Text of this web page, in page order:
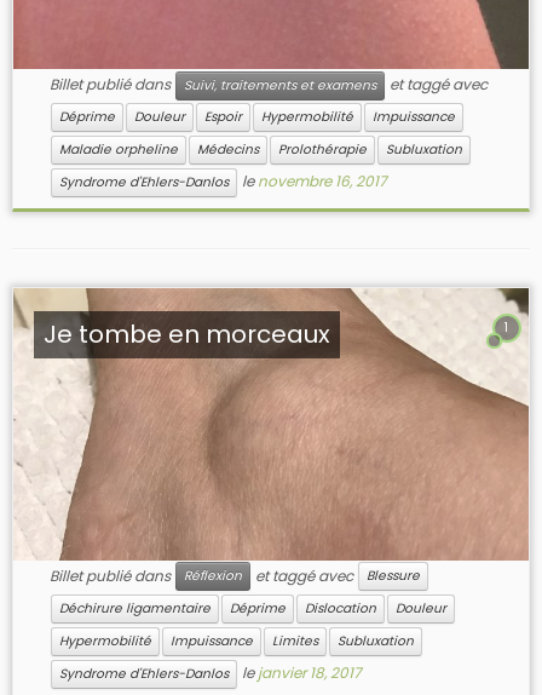
Billet publié dans Suivi, traitements et examens et taggé avec
Déprime Douleur Espoir Hypermobilité
Impuissance
Maladie orpheline
Médecins Prolothérapie
Subluxation
Syndrome d'Ehlers-Danlos
lenovembre 16, 2017
1
Je tombe en morceaux
Billet publié dans Réflexion et taggé avec
Blessure
Déchirure ligamentaire
Déprime Dislocation
Douleur
Hypermobilité
Impuissance Limites
Subluxation
Syndrome d'Ehlers-Danlos
lejanvier 18, 2017